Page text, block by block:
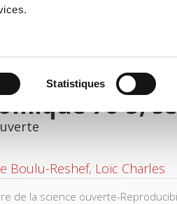
Statistiques
76-5,
Boulu-Reshef, Loïc Charles
de la science ouverte-